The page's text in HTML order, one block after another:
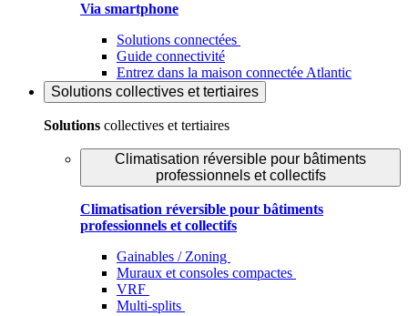
Via smartphone
Solutions connectées
Guide connectivité
Entrez dans la maison connectée Atlantic
Solutions collectives et tertiaires
Solutions collectives et tertiaires
Climatisation réversible pour bâtiments
professionnels et collectifs
Climatisation réversible pour bâtiments
professionnels et collectifs
Gainables / Zoning
Muraux et consoles compactes
VRF
Multi-splits